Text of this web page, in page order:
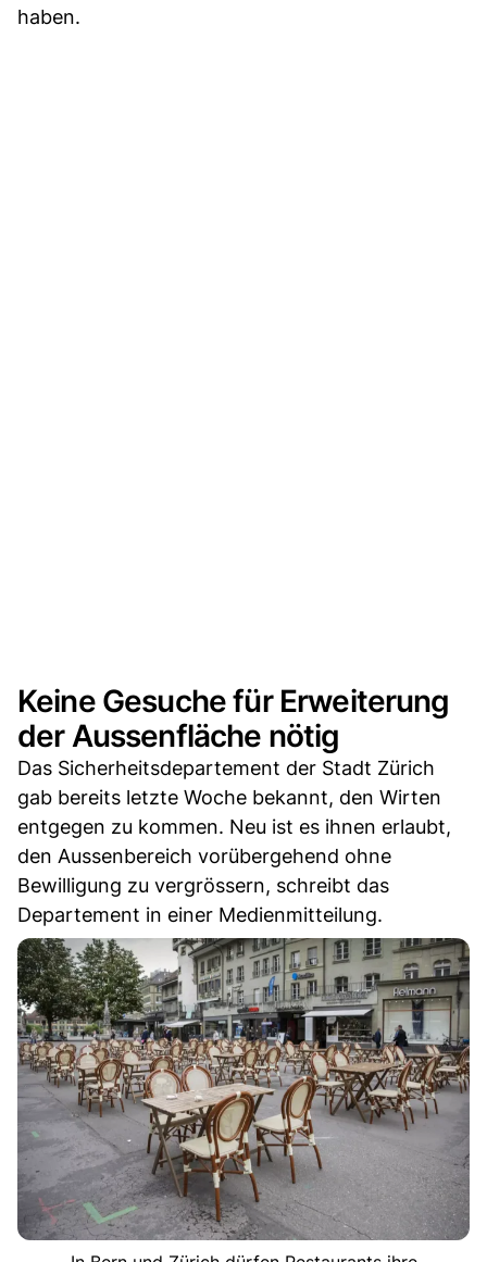
haben.
Keine Gesuche für Erweiterung
der Aussenfläche nötig
Das Sicherheitsdepartement der Stadt Zürich
gab bereits letzte Woche bekannt, den Wirten
entgegen zu kommen. Neu ist es ihnen erlaubt,
den Aussenbereich vorübergehend ohne
Bewilligung zu vergrössern, schreibt das
Departement in einer Medienmitteilung.